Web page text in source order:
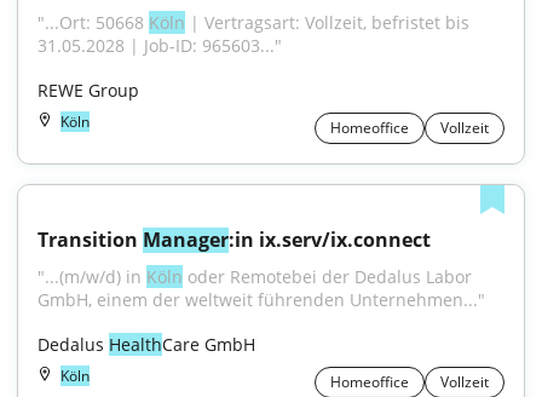
"...Ort: 50668 Köln | Vertragsart: Vollzeit, befristet bis
31.05.2028 | Job-ID: 965603..."
REWE Group
Köln Homeoffice Vollzeit
Transition Manager:in ix.serv/ix.connect
"...(m/w/d) in Köln oder Remotebei der Dedalus Labor
GmbH, einem der weltweit führenden Unternehmen..."
Dedalus HealthCare GmbH
Köln Homeoffice Vollzeit